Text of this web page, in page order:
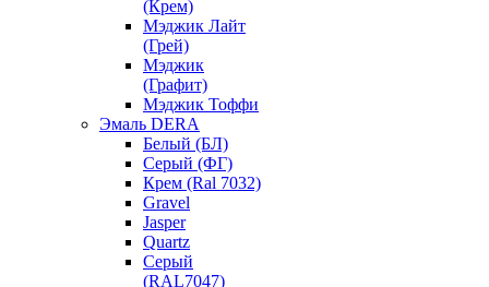
(Крем)
Мэджик Лайт
(Грей)
Мэджик
(Графит)
Мэджик Тоффи
Эмаль DERA
Белый (БЛ)
Серый (ФГ)
Крем (Ral 7032)
Gravel
Jasper
Quartz
Серый
(RAL7047)